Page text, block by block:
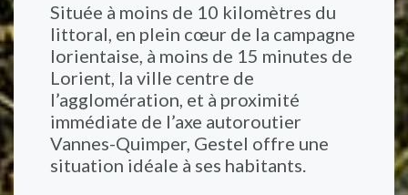
Située à moins de 10 kilomètres du
littoral, en plein cœur de la campagne
lorientaise, à moins de 15 minutes de
Lorient, la ville centre de
l’agglomération, et à proximité
immédiate de l’axe autoroutier
Vannes-Quimper, Gestel offre une
situation idéale à ses habitants.